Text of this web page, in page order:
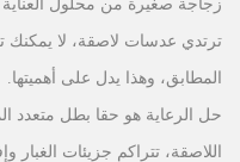
زجاجة صغيرة من محلول
ترتدي عدسات لاصقة، لا يمكنك
المطابق، وهذا يدل على أهميتها.
حل الرعاية هو حقا بطل متعدد
اللاصقة، تتراكم جزيئات